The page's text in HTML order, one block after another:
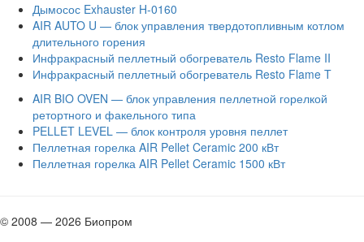
Дымосос Exhauster H-0160
AIR AUTO U — блок управления твердотопливным котлом
длительного горения
Инфракрасный пеллетный обогреватель Resto Flame II
Инфракрасный пеллетный обогреватель Resto Flame T
AIR BIO OVEN — блок управления пеллетной горелкой
ретортного и факельного типа
PELLET LEVEL — блок контроля уровня пеллет
Пеллетная горелка AIR Pellet Ceramic 200 кВт
Пеллетная горелка AIR Pellet Ceramic 1500 кВт
© 2008 — 2026 Биопром